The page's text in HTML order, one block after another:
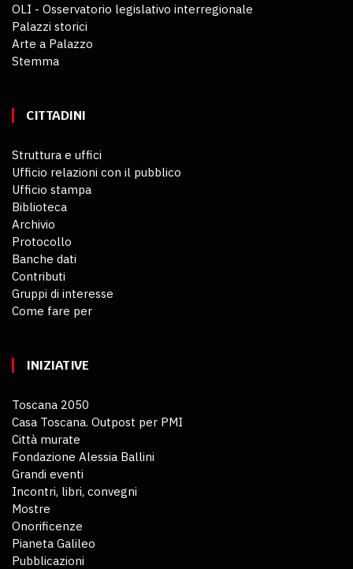
OLI - Osservatorio legislativo interregionale
Palazzi storici
Arte a Palazzo
Stemma
CITTADINI
Struttura e uffici
Ufficio relazioni con il pubblico
Ufficio stampa
Biblioteca
Archivio
Protocollo
Banche dati
Contributi
Gruppi di interesse
Come fare per
INIZIATIVE
Toscana 2050
Casa Toscana. Outpost per PMI
Città murate
Fondazione Alessia Ballini
Grandi eventi
Incontri, libri, convegni
Mostre
Onorificenze
Pianeta Galileo
Pubblicazioni